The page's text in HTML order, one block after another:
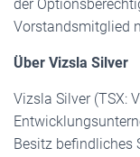
der
Vorstandsmitglied
Über Vizsla Silver
Vizsla Silver (TSX:
Besitz befindliches